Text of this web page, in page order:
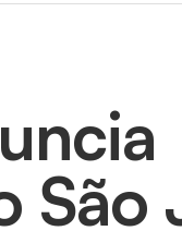
São